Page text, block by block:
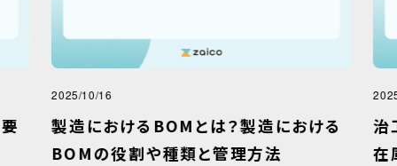
2025/10/16
製造におけるBOMとは？製造における
BOMの役割や種類と管理方法
治
在